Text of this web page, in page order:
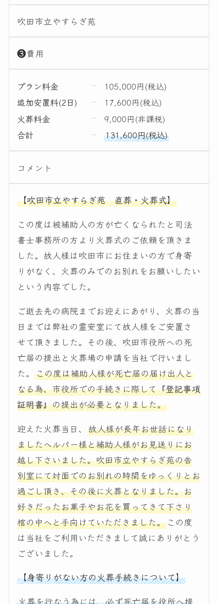
吹田市立やすらぎ苑
❸費用
プラン料金
105,000円(税込)
追加安置料(2日)
17,600円(税込)
火葬料金
9,000円(非課税)
合計
131,600円(税込)
コメント
【吹田市立やすらぎ苑 直葬・火葬式】
この度は被補助人の方が亡くなられたと司法
書士事務所の方より火葬式のご依頼を頂きま
した。故人様は吹田市にお住まいの方で身寄
りがなく、火葬のみでのお別れをお願いしたい
という内容でした。
ご逝去先の病院までお迎えにあがり、火葬の当
日までは弊社の霊安室にて故人様をご安置さ
せて頂きました。その後、吹田市役所への死
亡届の提出と火葬場の申請を当社で行いまし
た。この度は補助人様が死亡届の届け出人と
なる為、市役所での手続きに際して『登記事項
証明書』の提出が必要となりました。
迎えた火葬当日、故人様が長年お世話になり
ましたヘルパー様と補助人様がお見送りにお
越し下さいました。吹田市立やすらぎ苑の告
別室にて対面でのお別れの時間をゆっくりとお
過ごし頂き、その後に火葬となりました。お
好きだったお菓子やお花を買ってきて下さり
棺の中へと手向けていただきました。 この度
は当社をご利用いただきまして誠にありがとう
ございました。
【身寄りがない方の火葬手続きについて】
火葬を行なう為には、必ず死亡届を役所へ提